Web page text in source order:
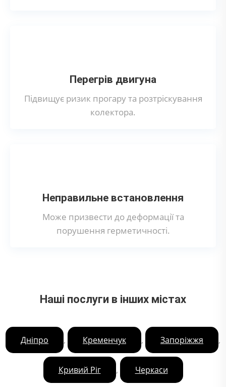
Перегрів двигуна
Підвищує ризик прогару та розтріскування
колектора.
Неправильне встановлення
Може призвести до деформації та
порушення герметичності.
Наші послуги в інших містах
Дніпро , Кременчук , Запоріжжя ,
Кривий Ріг , Черкаси